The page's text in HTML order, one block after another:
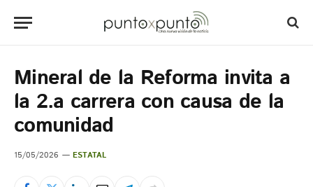
Mineral de la Reforma invita a
la 2.a carrera con causa de la
comunidad
15/05/2026 ESTATAL